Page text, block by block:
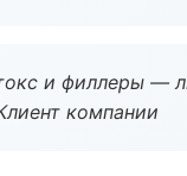
и филлеры —
компании